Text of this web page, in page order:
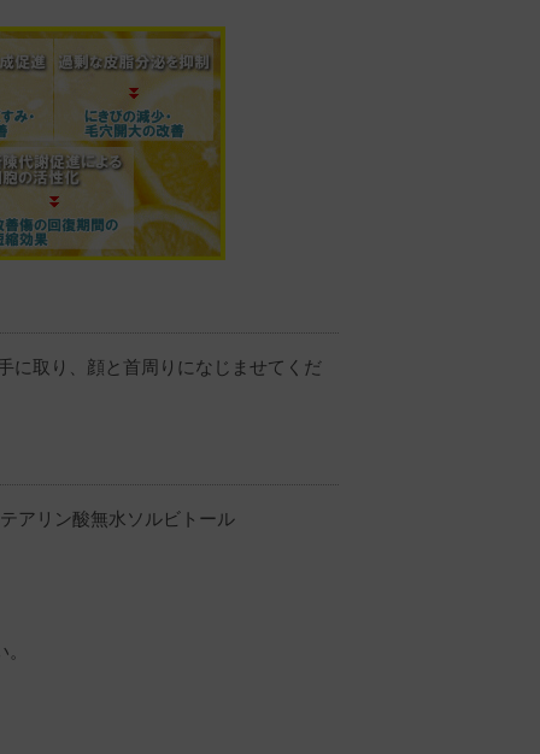
に取り、顔と首周りになじませてくだ
アリン酸無水ソルビトール